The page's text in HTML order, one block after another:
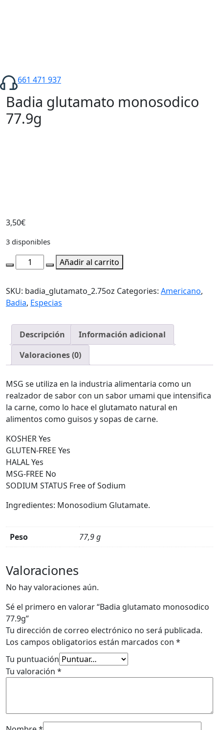
661 471 937
Badia glutamato monosodico
77.9g
3,50€
3 disponibles
glutamato
77.9g
cantidad
Añadir al carrito
SKU: badia_glutamato_2.75oz Categories: Americano,
Badia, Especias
Descripción
Información adicional
Valoraciones (0)
MSG se utiliza en la industria alimentaria como un
realzador de sabor con un sabor umami que intensifica
la carne, como lo hace el glutamato natural en
alimentos como guisos y sopas de carne.
KOSHER Yes
GLUTEN-FREE Yes
HALAL Yes
MSG-FREE No
SODIUM STATUS Free of Sodium
Ingredientes: Monosodium Glutamate.
Peso 77,9 g
Valoraciones
No hay valoraciones aún.
Sé el primero en valorar “Badia glutamato monosodico
77.9g”
Tu dirección de correo electrónico no será publicada.
Los campos obligatorios están marcados con *
Tu puntuación
Tu valoración *